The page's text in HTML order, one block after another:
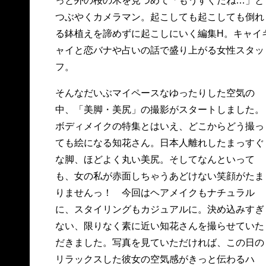
つぶやくカメラマン。起こしても起こしても倒れ
る鉢植えを諦めずに起こしにいく編集H。キャイ
ャイと恋バナや占いの話で盛り上がる女性スタッ
フ。
そんなだいぶマイペースなゆったりした空気の
中、「美脚・美尻」の撮影がスタートしました。
ボディメイクの特集とはいえ、どこからどう撮っ
ても絵になる知花さん。日本人離れしたまっすぐ
な脚、ほどよく丸い美尻。そしてなんといって
も、女の私が赤面しちゃうあどけない笑顔がたま
りませんっ！ 今回はヘアメイクもナチュラル
に、スタイリングもカジュアルに。決め込みすぎ
ない、限りなく素に近い知花さんを撮らせていた
だきました。写真を見ていただければ、この日の
リラックスした彼女の空気感がきっと伝わるハ